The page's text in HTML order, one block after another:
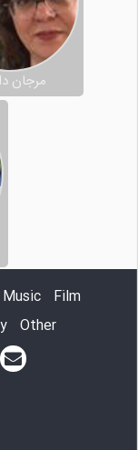
مرجان
Music
Film
Other